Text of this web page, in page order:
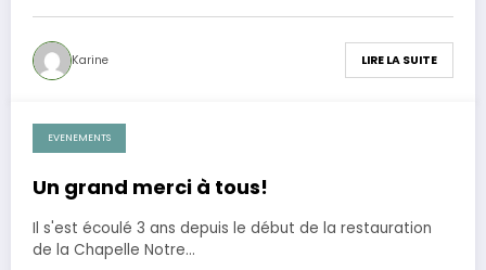
Karine LIRE LA SUITE
13 novembre 2014
EVENEMENTS
Un grand merci à tous!
Il s'est écoulé 3 ans depuis le début de la restauration
de la Chapelle Notre…